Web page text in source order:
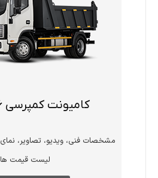
کامیونت کمپرسی 6 تن جک
لیست قیمت ها